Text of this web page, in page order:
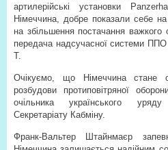
артилерійські установки
Німеччина, добре показали себе
на збільшення постачання важкого
передача надсучасної системи ППО
T.
Очікуємо, що Німеччина стане
розбудови протиповітряної
очільника українського
Секретаріату Кабміну.
Франк-Вальтер Штайнмаєр